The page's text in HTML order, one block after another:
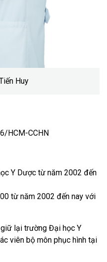
Huy
HCM-CCHN
Y Dược từ năm 2002 đến
từ năm 2002 đến nay với
lại trường Đại học Y
viên bộ môn phục hình tại